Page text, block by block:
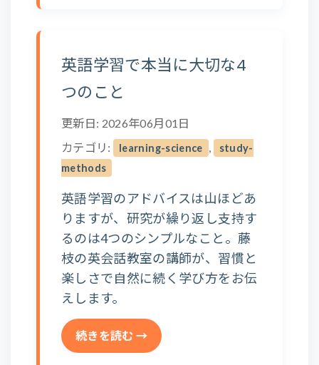
英語学習で本当に大切な4
つのこと
更新日: 2026年06月01日
カテゴリ:
learning-science ,
study-
methods
英語学習のアドバイスは山ほどあ
りますが、研究が繰り返し支持す
るのは4つのシンプルなこと。藤
枝の英会話教室の講師が、習慣と
楽しさで自然に続く学び方をお伝
えします。
続きを読む →